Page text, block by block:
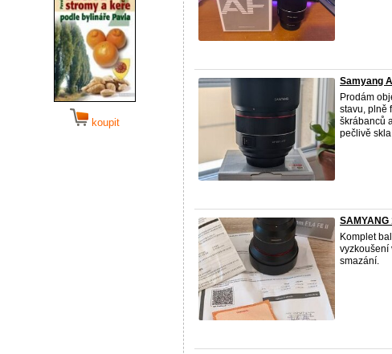
koupit
Samyang
Prodám
stavu, plně
škrábanců
pečlivě skla
Komplet
vyzkoušení
smazání.